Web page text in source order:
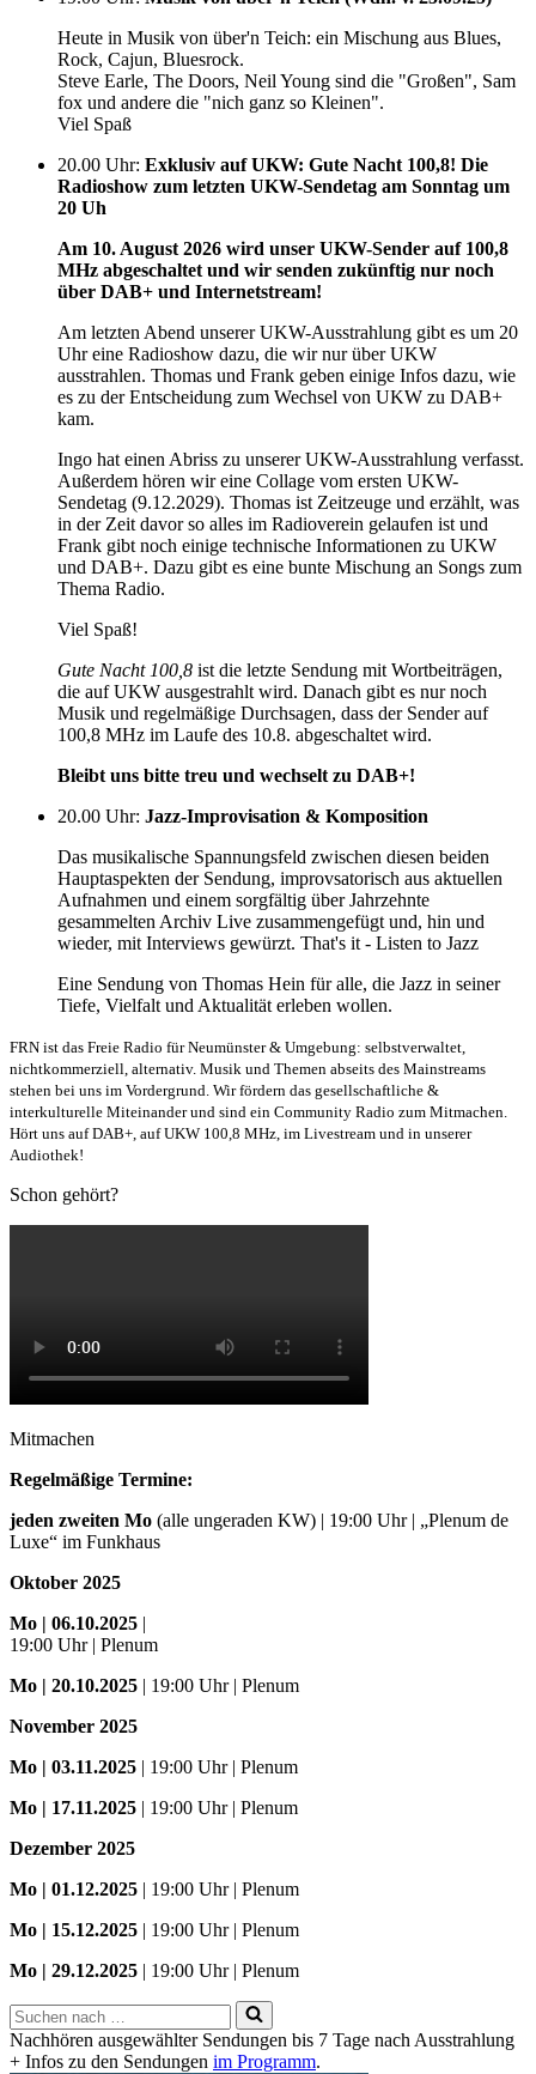
Heute in Musik von über'n Teich: ein Mischung aus Blues,
Rock, Cajun, Bluesrock.
Steve Earle, The Doors, Neil Young sind die "Großen", Sam
fox und andere die "nich ganz so Kleinen".
Viel Spaß
20.00 Uhr: Exklusiv auf UKW: Gute Nacht 100,8! Die
Radioshow zum letzten UKW-Sendetag am Sonntag um
20 Uh
Am 10. August 2026 wird unser UKW-Sender auf 100,8
MHz abgeschaltet und wir senden zukünftig nur noch
über DAB+ und Internetstream!
Am letzten Abend unserer UKW-Ausstrahlung gibt es um 20
Uhr eine Radioshow dazu, die wir nur über UKW
ausstrahlen. Thomas und Frank geben einige Infos dazu, wie
es zu der Entscheidung zum Wechsel von UKW zu DAB+
kam.
Ingo hat einen Abriss zu unserer UKW-Ausstrahlung verfasst.
Außerdem hören wir eine Collage vom ersten UKW-
Sendetag (9.12.2029). Thomas ist Zeitzeuge und erzählt, was
in der Zeit davor so alles im Radioverein gelaufen ist und
Frank gibt noch einige technische Informationen zu UKW
und DAB+. Dazu gibt es eine bunte Mischung an Songs zum
Thema Radio.
Viel Spaß!
Gute Nacht 100,8 ist die letzte Sendung mit Wortbeiträgen,
die auf UKW ausgestrahlt wird. Danach gibt es nur noch
Musik und regelmäßige Durchsagen, dass der Sender auf
100,8 MHz im Laufe des 10.8. abgeschaltet wird.
Bleibt uns bitte treu und wechselt zu DAB+!
20.00 Uhr: Jazz-Improvisation & Komposition
Das musikalische Spannungsfeld zwischen diesen beiden
Hauptaspekten der Sendung, improvsatorisch aus aktuellen
Aufnahmen und einem sorgfältig über Jahrzehnte
gesammelten Archiv Live zusammengefügt und, hin und
wieder, mit Interviews gewürzt. That's it - Listen to Jazz
Eine Sendung von Thomas Hein für alle, die Jazz in seiner
Tiefe, Vielfalt und Aktualität erleben wollen.
FRN ist das Freie Radio für Neumünster & Umgebung: selbstverwaltet,
nichtkommerziell, alternativ. Musik und Themen abseits des Mainstreams
stehen bei uns im Vordergrund. Wir fördern das gesellschaftliche &
interkulturelle Miteinander und sind ein Community Radio zum Mitmachen.
Hört uns auf DAB+, auf UKW 100,8 MHz, im Livestream und in unserer
Audiothek!
Schon gehört?
Mitmachen
Regelmäßige Termine:
jeden zweiten Mo (alle ungeraden KW) | 19:00 Uhr | „Plenum de
Luxe“ im Funkhaus
Oktober 2025
Mo | 06.10.2025 |
19:00 Uhr | Plenum
Mo | 20.10.2025 | 19:00 Uhr | Plenum
November 2025
Mo | 03.11.2025 | 19:00 Uhr | Plenum
Mo | 17.11.2025 | 19:00 Uhr | Plenum
Dezember 2025
Mo | 01.12.2025 | 19:00 Uhr | Plenum
Mo | 15.12.2025 | 19:00 Uhr | Plenum
Mo | 29.12.2025 | 19:00 Uhr | Plenum
Suchen
nach …
Nachhören ausgewählter Sendungen bis 7 Tage nach Ausstrahlung
+ Infos zu den Sendungen im Programm.